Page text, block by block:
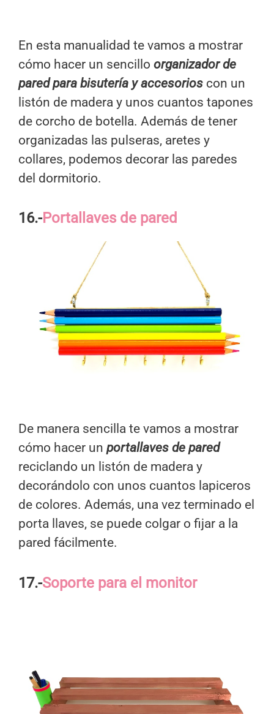
En esta manualidad te vamos a mostrar
cómo hacer un sencillo organizador de
pared para bisutería y accesorios con un
listón de madera y unos cuantos tapones
de corcho de botella. Además de tener
organizadas las pulseras, aretes y
collares, podemos decorar las paredes
del dormitorio.
16.-Portallaves de pared
De manera sencilla te vamos a mostrar
cómo hacer un portallaves de pared
reciclando un listón de madera y
decorándolo con unos cuantos lapiceros
de colores. Además, una vez terminado el
porta llaves, se puede colgar o fijar a la
pared fácilmente.
17.-Soporte para el monitor